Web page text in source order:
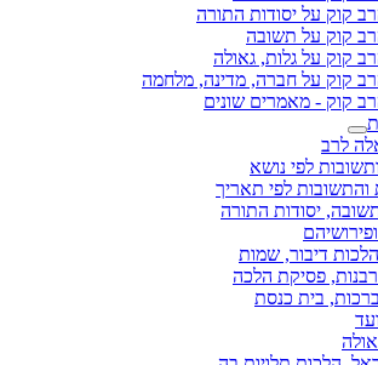
קוק על יסודות התורה
קוק על תשובה
קוק על גלות, גאולה
קוק על חברה, מדינה, מלחמה
קוק - מאמרים שונים
לרב
לפי נושא
לפי תאריך
יסודות התורה
דיבור, שמות
פסיקת הלכה
בית כנסת